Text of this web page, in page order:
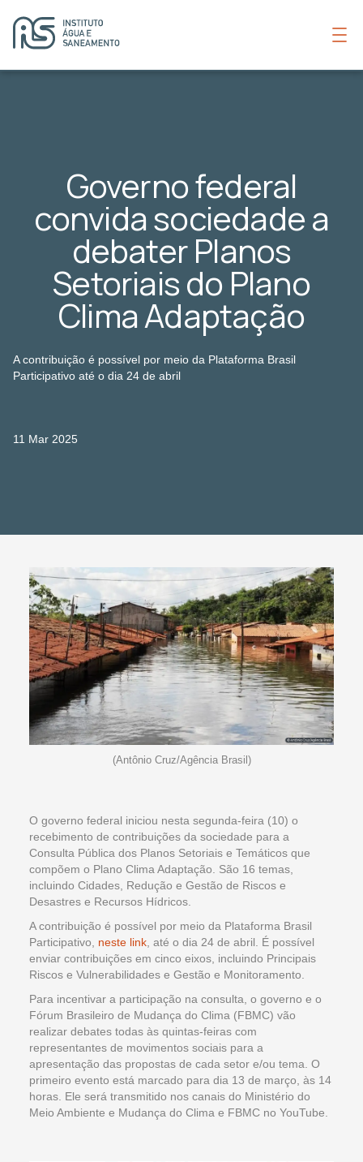
Governo federal
convida sociedade a
debater Planos
Setoriais do Plano
Clima Adaptação
A contribuição é possível por meio da Plataforma Brasil
Participativo até o dia 24 de abril
11 Mar 2025
(Antônio Cruz/Agência Brasil)
O governo federal iniciou nesta segunda-feira (10) o
recebimento de contribuições da sociedade para a
Consulta Pública dos Planos Setoriais e Temáticos que
compõem o Plano Clima Adaptação. São 16 temas,
incluindo Cidades, Redução e Gestão de Riscos e
Desastres e Recursos Hídricos.
A contribuição é possível por meio da Plataforma Brasil
Participativo, neste link , até o dia 24 de abril. É possível
enviar contribuições em cinco eixos, incluindo Principais
Riscos e Vulnerabilidades e Gestão e Monitoramento.
Para incentivar a participação na consulta, o governo e o
Fórum Brasileiro de Mudança do Clima (FBMC) vão
realizar debates todas às quintas-feiras com
representantes de movimentos sociais para a
apresentação das propostas de cada setor e/ou tema. O
primeiro evento está marcado para dia 13 de março, às 14
horas. Ele será transmitido nos canais do Ministério do
Meio Ambiente e Mudança do Clima e FBMC no YouTube.